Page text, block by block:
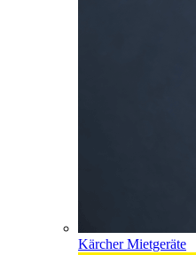
Kärcher Mietgeräte